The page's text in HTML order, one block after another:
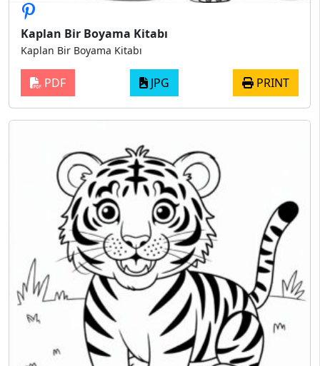
Kaplan Bir Boyama Kitabı
Kaplan Bir Boyama Kitabı
PDF JPG PRINT